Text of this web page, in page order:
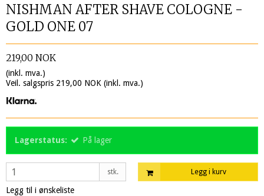
NISHMAN AFTER SHAVE COLOGNE -
GOLD ONE 07
219,00 NOK
(inkl. mva.)
Veil. salgspris 219,00 NOK (inkl. mva.)
Lagerstatus: På lager
stk. Legg i kurv
Legg til i ønskeliste